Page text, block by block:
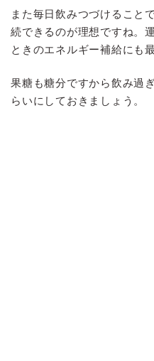
また毎日飲みつづけること
続できるのが理想ですね。
ときのエネルギー補給にも
果糖も糖分ですから飲み過
らいにしておきましょう。